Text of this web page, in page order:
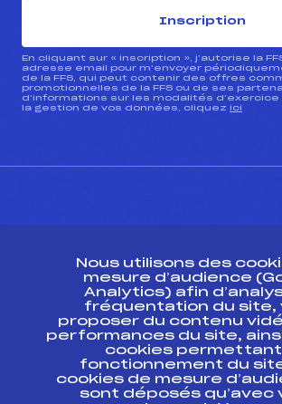
Inscription
En cliquant sur « inscription », j’autorise la
adresse email pour m’envoyer
de la FFS, qui peut contenir des offres
promotionnelles de la FFS ou de ses
d’informations sur les modalités
la gestion de vos données, cliquez ici
Ressources
Pass’Neige
Projet sportif fédéral
Projet de performance fédéral
Antidopage
Nous utilisons des
mesure d’audience
Analytics) afin
fréquentation du site,
proposer du contenu
performances du site,
cookies permettant
fonctionnement du
cookies de mesure
sont déposés qu’avec